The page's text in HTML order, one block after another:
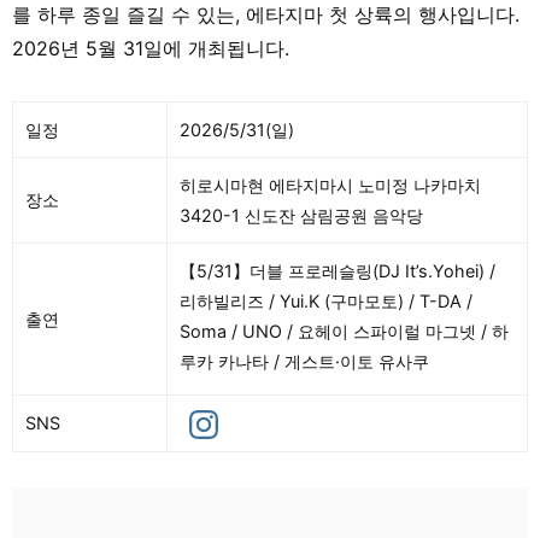
를 하루 종일 즐길 수 있는, 에타지마 첫 상륙의 행사입니다.
2026년 5월 31일에 개최됩니다.
일정 2026/5/31(일)
장소
히로시마현 에타지마시 노미정 나카마치
3420-1 신도잔 삼림공원 음악당
출연
【5/31】더블 프로레슬링(DJ It’s.Yohei) /
리하빌리즈 / Yui.K (구마모토) / T-DA /
Soma / UNO / 요헤이 스파이럴 마그넷 / 하
루카 카나타 / 게스트·이토 유사쿠
SNS